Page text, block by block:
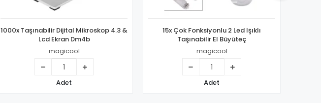
1000x Taşınabilir Dijital Mikroskop 4.3 &
Lcd Ekran Dm4b
magicool
Adet
15x Çok Fonksiyonlu 2 Led Işıklı
Taşınabilir El Büyüteç
magicool
Adet